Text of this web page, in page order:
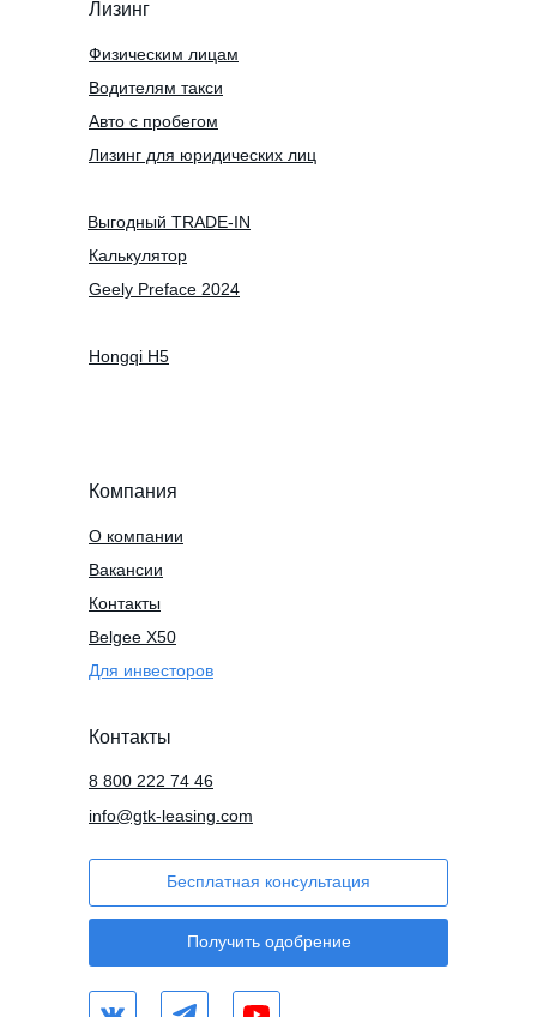
Компания
О компании
Вакансии
Контакты
Для инвесторов
Контакты
info@gtk-leasing.com
Бесплатная консультация
Лизинг
Водителям такси
Физическим лицам
Получить одобрение
Авто с пробегом
Belgee X50
Лизинг для юридических лиц
Калькулятор
Hongqi H5
8 800 222 74 46
Выгодный TRADE-IN
Geely Preface 2024